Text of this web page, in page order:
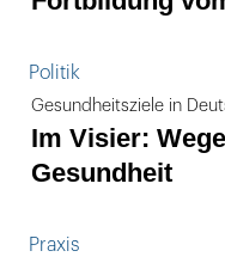
Politik
Gesundheitsziele in
Im Visier:
Gesundheit
Praxis